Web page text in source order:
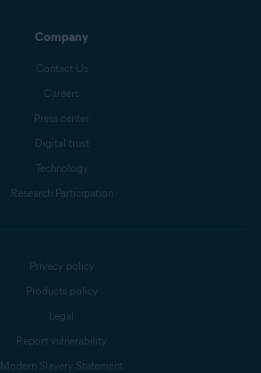
Company
Contact Us
Careers
Press center
Digital trust
Technology
Research Participation
Privacy policy
Products policy
Legal
Report vulnerability
Modern Slavery Statement